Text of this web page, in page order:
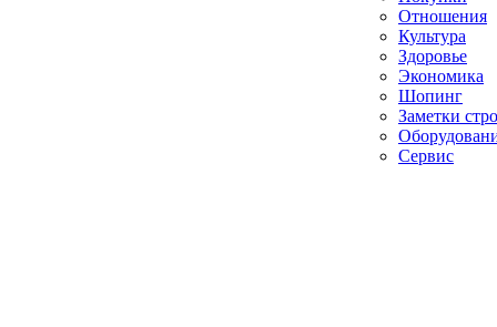
Отношения
Культура
Здоровье
Экономика
Шопинг
Заметки
Сервис